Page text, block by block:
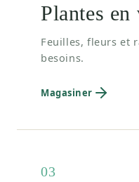
Plantes en
Feuilles, fleurs et
besoins.
Magasiner
03